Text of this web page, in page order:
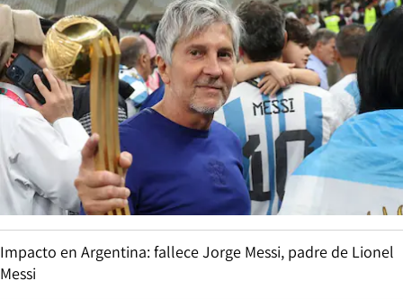
Impacto en Argentina: fallece Jorge Messi, padre de Lionel
Messi